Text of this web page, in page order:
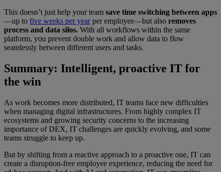
This doesn’t just help your team save time switching between apps
—up to five weeks per yearper employee—but also removes
process and data silos. With all workflows within the same
platform, you prevent double work and allow data to flow
seamlessly between different users and tasks.
Summary: Intelligent, proactive IT for
the win
As work becomes more distributed, IT teams face new difficulties
when managing digital infrastructures. From highly complex IT
ecosystems and growing security concerns to the increasing
importance of DEX, IT challenges are quickly evolving, and some
teams struggle to keep up.
But by shifting from a reactive approach to a proactive one, IT can
create a disruption-free employee experience, reducing the need for